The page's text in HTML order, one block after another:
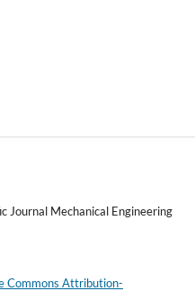
Journal Mechanical Engineering
Commons Attribution-